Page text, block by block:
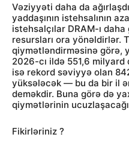
Vəziyyəti daha da
yaddaşının istehsalının
istehsalçılar DRAM-ı
resursları ora yönəldirlər.
qiymətləndirməsinə görə,
2026-cı ildə 551,6
isə rekord səviyyə olan
yüksələcək — bu da bir il
deməkdir. Buna görə də
qiymətlərinin
Fikirləriniz ?